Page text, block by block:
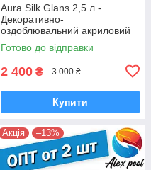
Aura Silk Glans 2,5 л -
Декоративно-
оздоблювальний акриловий
лакофарбовий матеріал,
Ефект мокрого шовку
Готово до відправки
2 400 ₴ 3 000 ₴
Купити
Акція –13%